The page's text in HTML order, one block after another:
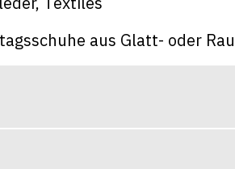
aus Glatt- oder